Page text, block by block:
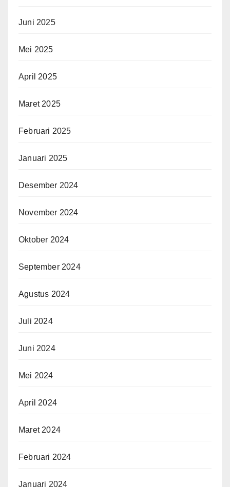
Juni 2025
Mei 2025
April 2025
Maret 2025
Februari 2025
Januari 2025
Desember 2024
November 2024
Oktober 2024
September 2024
Agustus 2024
Juli 2024
Juni 2024
Mei 2024
April 2024
Maret 2024
Februari 2024
Januari 2024